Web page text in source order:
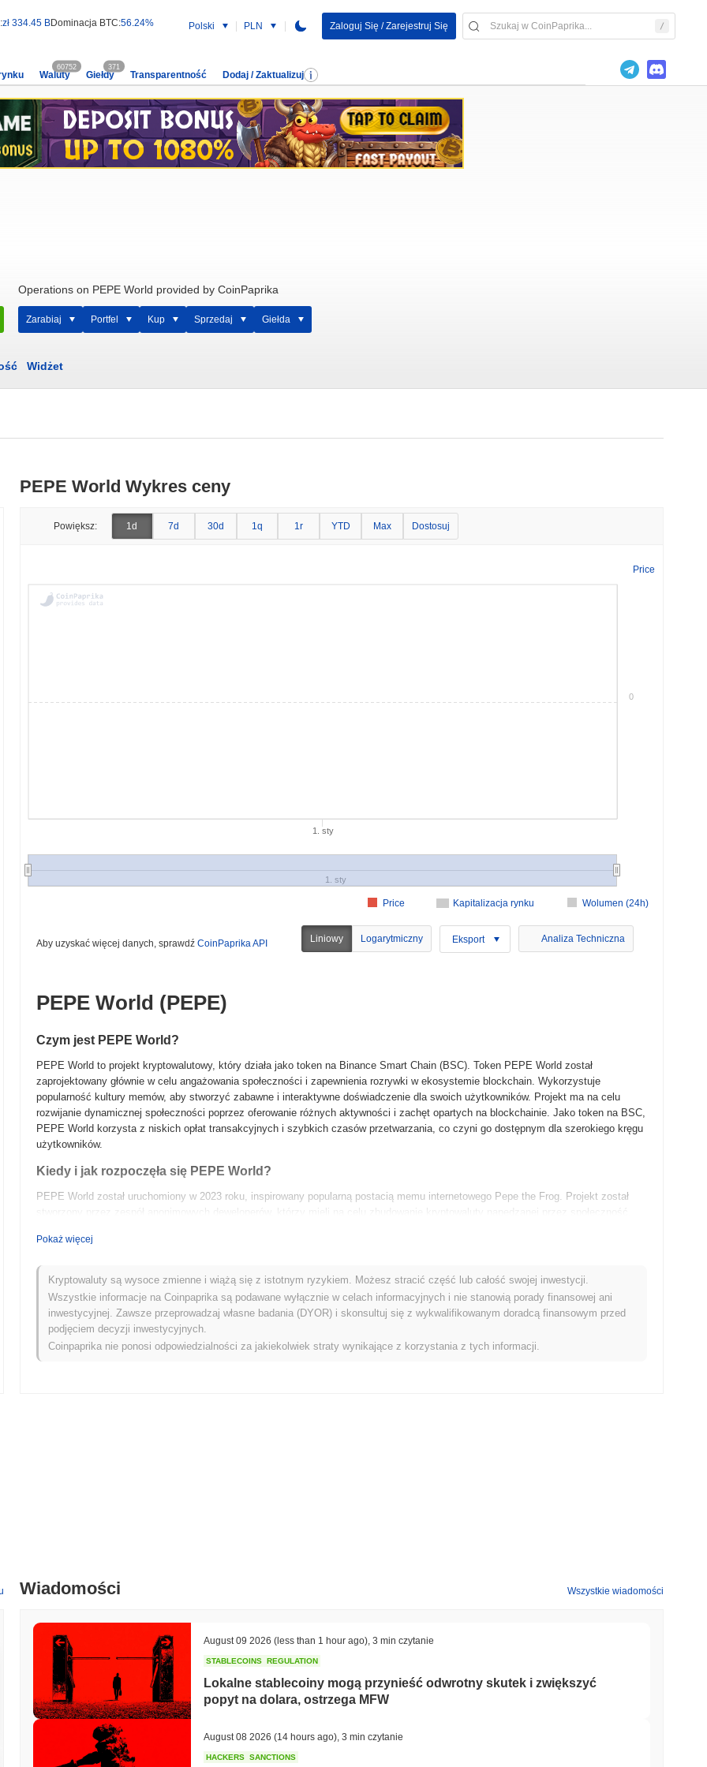
zł 334.45 BDominacja BTC:56.24% Polski PLN Zaloguj Się / Zarejestruj Się
Waluty
60752
Giełdy
371
Transparentność Dodaj / Zaktualizuj
Operations on PEPE World provided by CoinPaprika
Zarabiaj Portfel Kup Sprzedaj Giełda
Widżet
PEPE World Wykres ceny
Powiększ: 1d 7d 30d 1q 1r YTD Max Dostosuj
Price
Kapitalizacja rynku Wolumen (24h)
Price
1. sty
1. sty
0
Aby uzyskać więcej danych, sprawdź CoinPaprika API Liniowy Logarytmiczny Eksport Analiza Techniczna
PEPE World (PEPE)
Czym jest PEPE World?
PEPE World to projekt kryptowalutowy, który działa jako token na Binance Smart Chain (BSC). Token PEPE World został
zaprojektowany głównie w celu angażowania społeczności i zapewnienia rozrywki w ekosystemie blockchain. Wykorzystuje
popularność kultury memów, aby stworzyć zabawne i interaktywne doświadczenie dla swoich użytkowników. Projekt ma na celu
rozwijanie dynamicznej społeczności poprzez oferowanie różnych aktywności i zachęt opartych na blockchainie. Jako token na BSC,
PEPE World korzysta z niskich opłat transakcyjnych i szybkich czasów przetwarzania, co czyni go dostępnym dla szerokiego kręgu
użytkowników.
Kiedy i jak rozpoczęła się PEPE World?
PEPE World został uruchomiony w 2023 roku, inspirowany popularną postacią memu internetowego Pepe the Frog. Projekt został
stworzony przez zespół anonimowych deweloperów, którzy mieli na celu zbudowanie kryptowaluty napędzanej przez społeczność.
zdecentralizowanych giełdach krótko po swoim uruchomieniu. Ważnym wydarzeniem w jej wczesnym rozwoju był szybki wzrost
Co czeka PEPE World w przyszłości?
PEPE World przygotowuje się na ekscytującą fazę z kilkoma kluczowymi wydarzeniami na swojej mapie drogowej. Projekt planuje
rozszerzyć swój ekosystem, uruchamiając zdecentralizowaną giełdę (DEX) dostosowaną do tokenów memowych, co zwiększy
płynność i opcje handlowe dla swojej społeczności. Dodatkowo, PEPE World wprowadzi mechanizm stakingu, pozwalający
posiadaczom zarabiać nagrody i aktywnie uczestniczyć w decyzjach dotyczących zarządzania. Społeczność koncentruje się również
uczestniczyć w procesach podejmowania decyzji. Dodatkowo, służy jako token użytkowy do uzyskiwania dostępu do ekskluzywnych
różnych interakcji i transakcji.
Czy PEPE World jest nadal aktywny lub istotny?
PEPE World (pepe-pepe-world) jest obecnie aktywny i nadal handlowany, a bieżące aktualizacje rozwoju wskazują na zaangażowany
zespół stojący za projektem. Aktywna obecność społeczności jest widoczna poprzez regularne interakcje w mediach
społecznościowych i uczestnictwo w forach. To nie jest nieaktywny lub porzucony projekt, co potwierdzają najnowsze informacje
dostępne na ich oficjalnej stronie internetowej, https://pepe2024.world.
Dla kogo zaprojektowano PEPE World?
Pokaż więcej
Kryptowaluty są wysoce zmienne i wiążą się z istotnym ryzykiem. Możesz stracić część lub całość swojej inwestycji.
Wszystkie informacje na Coinpaprika są podawane wyłącznie w celach informacyjnych i nie stanowią porady finansowej ani
inwestycyjnej. Zawsze przeprowadzaj własne badania (DYOR) i skonsultuj się z wykwalifikowanym doradcą finansowym przed
podjęciem decyzji inwestycyjnych.
Coinpaprika nie ponosi odpowiedzialności za jakiekolwiek straty wynikające z korzystania z tych informacji.
Wiadomości Wszystkie wiadomości
August 09 2026 (less than 1 hour ago) 3 min czytanie
STABLECOINS REGULATION
Lokalne stablecoiny mogą przynieść odwrotny skutek i zwiększyć
popyt na dolara, ostrzega MFW
August 08 2026 (14 hours ago) 3 min czytanie
HACKERS SANCTIONS